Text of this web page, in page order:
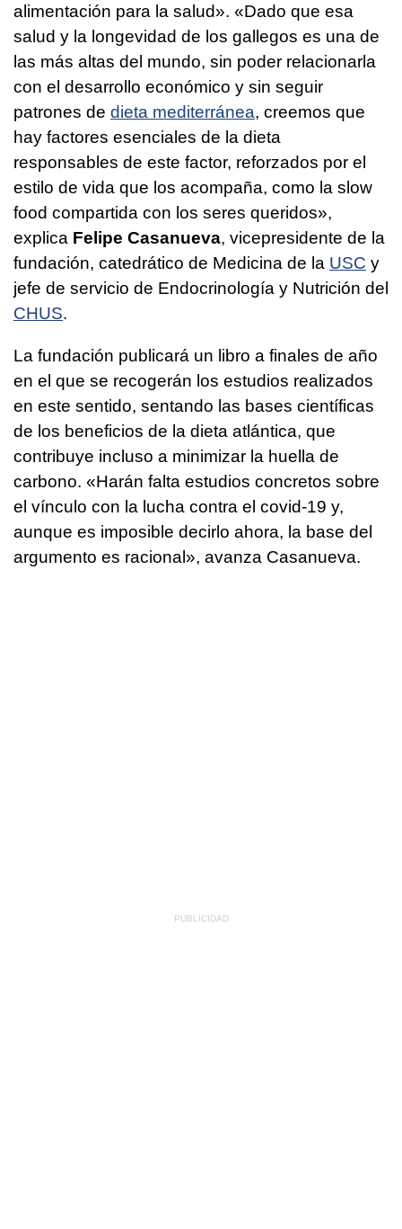
alimentación para la salud». «Dado que esa
salud y la longevidad de los gallegos es una de
las más altas del mundo, sin poder relacionarla
con el desarrollo económico y sin seguir
patrones de dieta mediterránea, creemos que
hay factores esenciales de la dieta
responsables de este factor, reforzados por el
estilo de vida que los acompaña, como la slow
food compartida con los seres queridos»,
explica Felipe Casanueva, vicepresidente de la
fundación, catedrático de Medicina de la USC y
jefe de servicio de Endocrinología y Nutrición del
CHUS.
La fundación publicará un libro a finales de año
en el que se recogerán los estudios realizados
en este sentido, sentando las bases científicas
de los beneficios de la dieta atlántica, que
contribuye incluso a minimizar la huella de
carbono. «Harán falta estudios concretos sobre
el vínculo con la lucha contra el covid-19 y,
aunque es imposible decirlo ahora, la base del
argumento es racional», avanza Casanueva.